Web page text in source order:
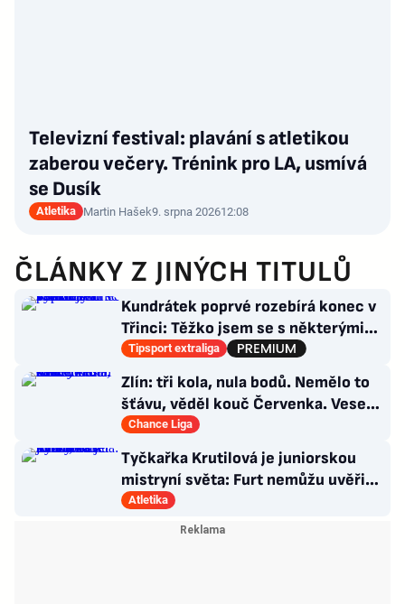
Televizní festival: plavání s atletikou
zaberou večery. Trénink pro LA, usmívá
se Dusík
Atletika Martin Hašek9. srpna 202612:08
ČLÁNKY Z JINÝCH TITULŮ
Kundrátek poprvé rozebírá konec v
Třinci: Těžko jsem se s některými
věcmi vyrovnával
Tipsport extraliga
Zlín: tři kola, nula bodů. Nemělo to
šťávu, věděl kouč Červenka. Veselý
dostal dárek
Chance Liga
Tyčkařka Krutilová je juniorskou
mistryní světa: Furt nemůžu uvěřit,
co se stalo!
Atletika